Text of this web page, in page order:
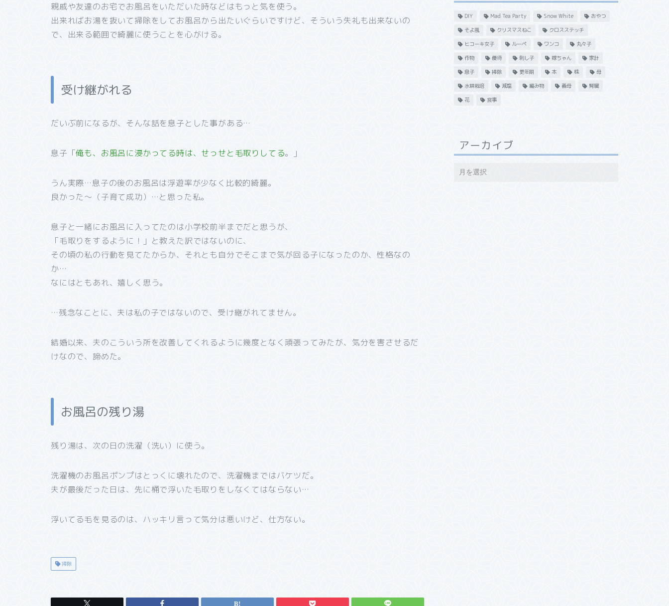
親戚や友達のお宅でお風呂をいただいた時などはもっと気を使う。
出来ればお湯を抜いて掃除をしてお風呂から出たいぐらいですけど、そういう失礼も出来ないの
で、出来る範囲で綺麗に使うことを心がける。
受け継がれる
だいぶ前になるが、そんな話を息子とした事がある…
息子「俺も、お風呂に浸かってる時は、せっせと毛取りしてる。」
うん実際…息子の後のお風呂は浮遊率が少なく比較的綺麗。
良かった～（子育て成功）…と思った私。
息子と一緒にお風呂に入ってたのは小学校前半までだと思うが、
「毛取りをするように！」と教えた訳ではないのに、
その頃の私の行動を見てたからか、それとも自分でそこまで気が回る子になったのか、性格なの
か…
なにはともあれ、嬉しく思う。
…残念なことに、夫は私の子ではないので、受け継がれてません。
結婚以来、夫のこういう所を改善してくれるように幾度となく頑張ってみたが、気分を害させるだ
けなので、諦めた。
お風呂の残り湯
残り湯は、次の日の洗濯（洗い）に使う。
洗濯機のお風呂ポンプはとっくに壊れたので、洗濯機まではバケツだ。
夫が最後だった日は、先に桶で浮いた毛取りをしなくてはならない…
浮いてる毛を見るのは、ハッキリ言って気分は悪いけど、仕方ない。
掃除
DIY Mad Tea Party Snow White
おやつ
そよ風
クリスマスねこ
クロスステッチ
ヒコーキ女子
ルーペ ワンコ
丸々子
作物
優待 刺し子 嫁ちゃん
家計
息子
掃除 更年期 本 株
母
水耕栽培
減塩 編み物 義母
腎臓
花
食事
アーカイブ